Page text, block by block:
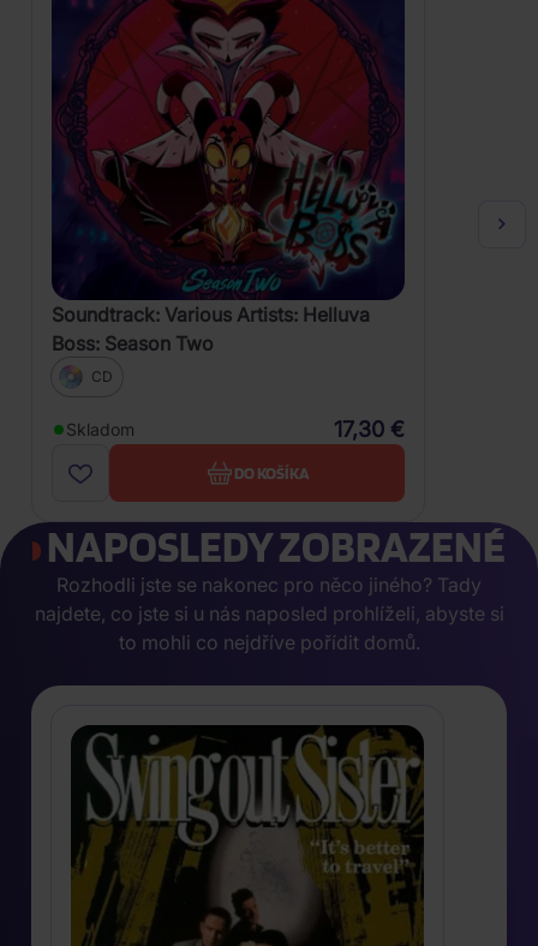
Soundtrack: Various Artists: Helluva
Boss: Season Two
CD
Skladom 17,30 €
DO KOŠÍKA
NAPOSLEDY ZOBRAZENÉ
Rozhodli jste se nakonec pro něco jiného? Tady
najdete, co jste si u nás naposled prohlíželi, abyste si
to mohli co nejdříve pořídit domů.